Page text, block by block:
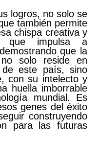
logros, no solo se
también permite
chispa creativa y
que impulsa a
que la
solo reside en
de este país, sino
con su intelecto y
huella imborrable
mundial. Es
genes del éxito
construyendo
para las futuras